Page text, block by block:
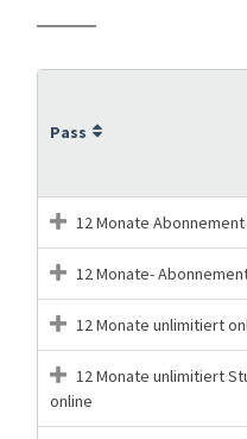
Pass
12 Monate Abonnement
12 Monate-
12 Monate unlimitiert
12 Monate unlimitiert
online